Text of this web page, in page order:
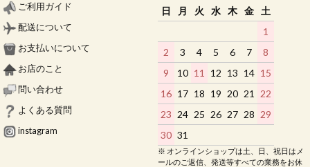
ご利用ガイド
配送について
お支払いについて
お店のこと
問い合わせ
よくある質問
instagram
日
月 火 水 木 金
土
1
2
3 4 5 6 7
8
9
10 11 12 13 14 15
16 17 18 19 20 21
22
23 24 25 26 27 28 29
30 31
※ オンラインショップは土、日、祝日はメ
ールのご返信、発送等すべての業務をお休